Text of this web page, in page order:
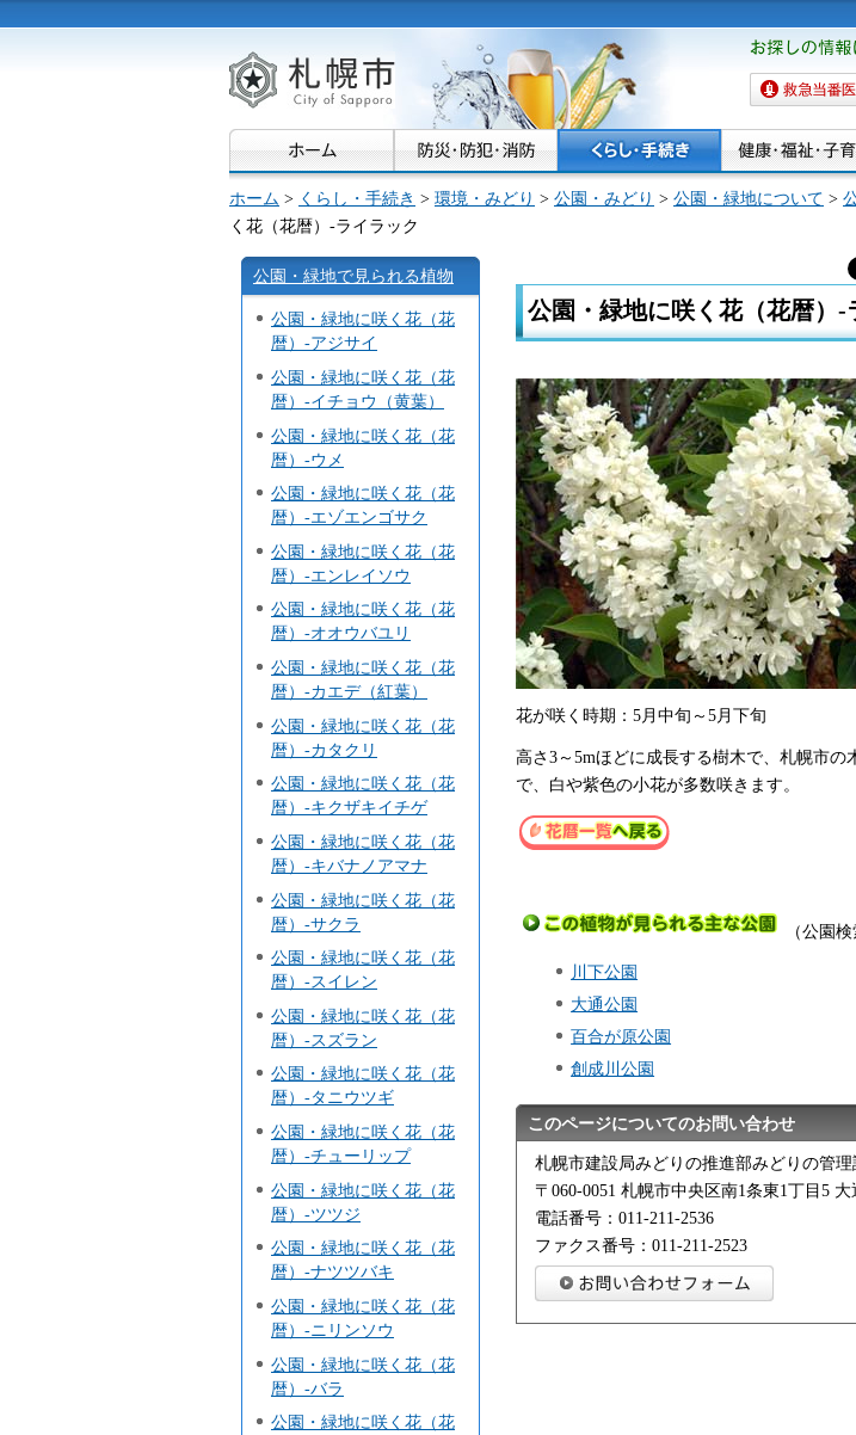
札幌市
お探しの情報
か。
救急当番医
ホーム > くらし・手続き > 環境・みどり > 公園・みどり > 公園・緑地について >
く花（花暦）-ライラック
公園・緑地で見られる植物
公園・緑地に咲く花（花
暦）-アジサイ
公園・緑地に咲く花（花
暦）-イチョウ（黄葉）
公園・緑地に咲く花（花
暦）-ウメ
公園・緑地に咲く花（花
暦）-エゾエンゴサク
公園・緑地に咲く花（花
暦）-エンレイソウ
公園・緑地に咲く花（花
暦）-オオウバユリ
公園・緑地に咲く花（花
暦）-カエデ（紅葉）
公園・緑地に咲く花（花
暦）-カタクリ
公園・緑地に咲く花（花
暦）-キクザキイチゲ
公園・緑地に咲く花（花
暦）-キバナノアマナ
公園・緑地に咲く花（花
暦）-サクラ
公園・緑地に咲く花（花
暦）-スイレン
公園・緑地に咲く花（花
暦）-スズラン
公園・緑地に咲く花（花
暦）-タニウツギ
公園・緑地に咲く花（花
暦）-チューリップ
公園・緑地に咲く花（花
暦）-ツツジ
公園・緑地に咲く花（花
暦）-ナツツバキ
公園・緑地に咲く花（花
暦）-ニリンソウ
公園・緑地に咲く花（花
暦）-バラ
公園・緑地に咲く花（花
公園・緑地に咲く花（花暦）-
花が咲く時期：5月中旬～5月下旬
高さ3～5mほどに成長する樹木で、札幌市
で、白や紫色の小花が多数咲きます。
（公園
川下公園
大通公園
百合が原公園
創成川公園
このページについてのお問い合わせ
札幌市建設局みどりの推進部みどりの管理
〒060-0051 札幌市中央区南1条東1丁目5
電話番号：011-211-2536
ファクス番号：011-211-2523